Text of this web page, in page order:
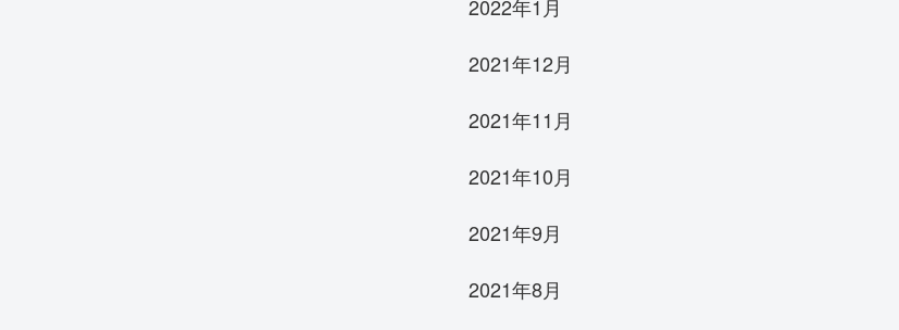
2022年1月
2021年12月
2021年11月
2021年10月
2021年9月
2021年8月